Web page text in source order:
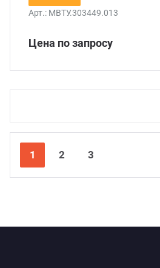
Арт.: МВТУ.303449.013
Цена по запросу
1 2
3